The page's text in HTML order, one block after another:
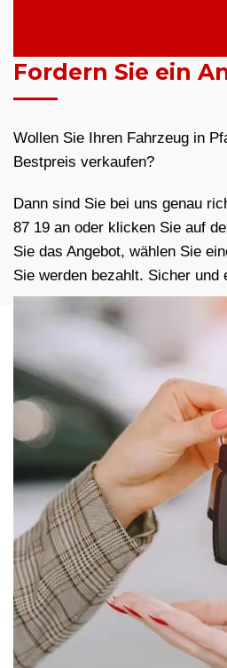
Fordern Sie ein
Wollen Sie Ihren Fahrzeug in
Bestpreis verkaufen?
Dann sind Sie bei uns genau
87 19 an oder klicken Sie auf
Sie das Angebot, wählen Sie
Sie werden bezahlt. Sicher und